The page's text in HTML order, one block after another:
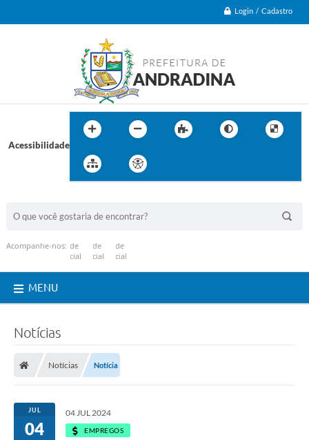
Login / Cadastro
Acessibilidade
Acompanhe-nos:
MENU
Notícias
Notícias Notícia
JUL
04
04 JUL 2024
EMPREGOS